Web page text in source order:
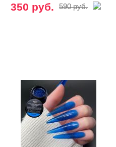
350 руб. 590 руб.